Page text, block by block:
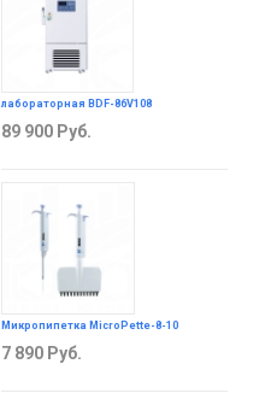
лабораторная BDF-86V108
89 900 Руб.
Микропипетка MicroPette-8-10
7 890 Руб.